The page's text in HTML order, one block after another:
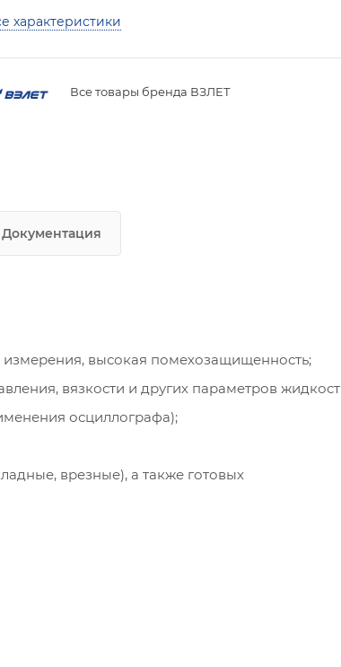
характеристики
Все товары бренда ВЗЛЕТ
Документация
высокая помехозащищенность;
вязкости и других параметров
осциллографа);
врезные), а также готовых